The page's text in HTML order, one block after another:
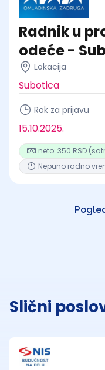
Radnik u
odeće -
Lokacija
Subotica
Rok za prijavu
15.10.2025.
neto: 350 RSD
Nepuno radno
Slični